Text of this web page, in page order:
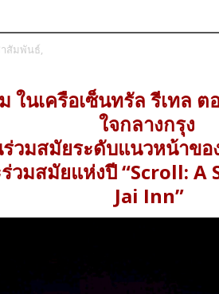
สัมพันธ์,
ในเครือเซ็นทรัล รีเทล
ใจกลางกรุง
วมสมัยระดับแนวหน้าขอ
วมสมัยแห่งปี “Scroll:
Jai Inn”